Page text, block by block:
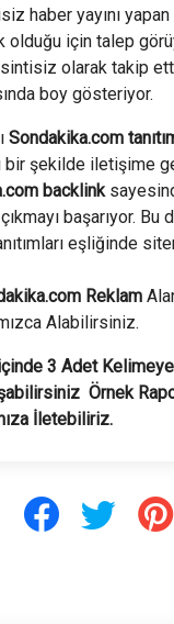
haber yayını yapan
olduğu için talep
olarak takip
boy gösteriyor.
Sondakika.com
bir şekilde iletişime
backlink
başarıyor. Bu
eşliğinde
Reklam
Alabilirsiniz.
3 Adet Kelimeye
Örnek
İletebiliriz.